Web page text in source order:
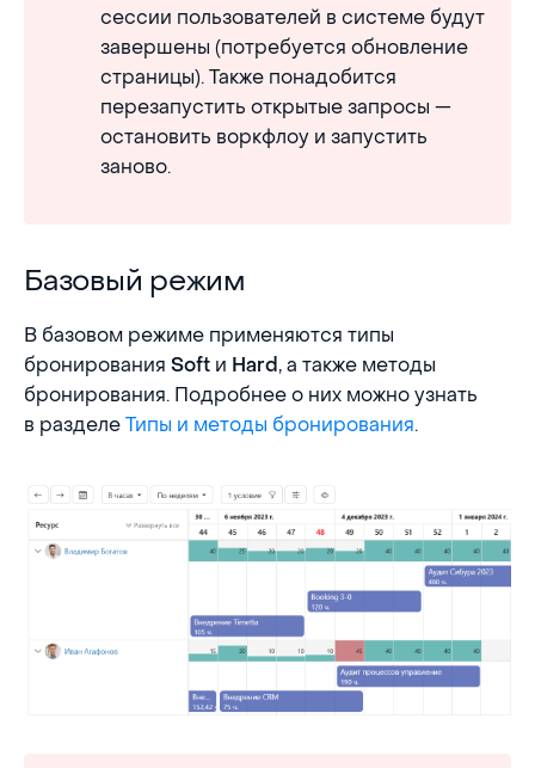
сессии пользователей в системе будут
завершены (потребуется обновление
страницы). Также понадобится
перезапустить открытые запросы —
остановить воркфлоу и запустить
заново.
Базовый режим
Базовый режим
В базовом режиме применяются типы
бронирования Soft и Hard , а также методы
бронирования. Подробнее о них можно узнать
в разделеТипы и методы бронирования.